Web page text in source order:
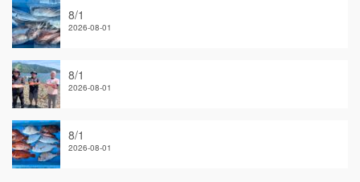
8/1
2026-08-01
8/1
2026-08-01
8/1
2026-08-01